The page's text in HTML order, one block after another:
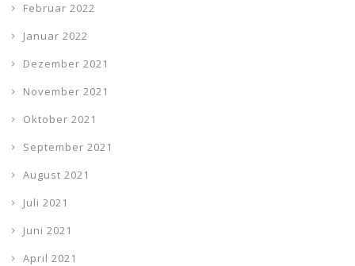
Februar 2022
Januar 2022
Dezember 2021
November 2021
Oktober 2021
September 2021
August 2021
Juli 2021
Juni 2021
April 2021